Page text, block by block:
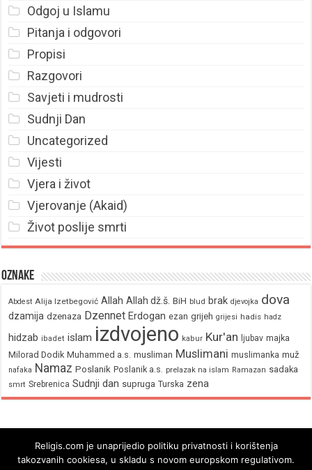
Odgoj u Islamu
Pitanja i odgovori
Propisi
Razgovori
Savjeti i mudrosti
Sudnji Dan
Uncategorized
Vijesti
Vjera i život
Vjerovanje (Akaid)
Život poslije smrti
Oznake
Abdest Alija Izetbegović Allah Allah dž.š. BiH blud brak djevojka dova
dzamija dzenaza Dzennet Erdogan ezan grijeh grijesi hadis hadz
hidzab ibadet islam izdvojeno kabur Kur'an ljubav majka
Milorad Dodik Muhammed a.s. musliman Muslimani muslimanka muž
nafaka Namaz Poslanik Poslanik a.s. prelazak na islam Ramazan sadaka
smrt Srebrenica Sudnji dan supruga Turska zena
Religis.com je unaprijedio politiku privatnosti i korištenja
takozvanih cookiesa, u skladu s novom europskom regulativom.